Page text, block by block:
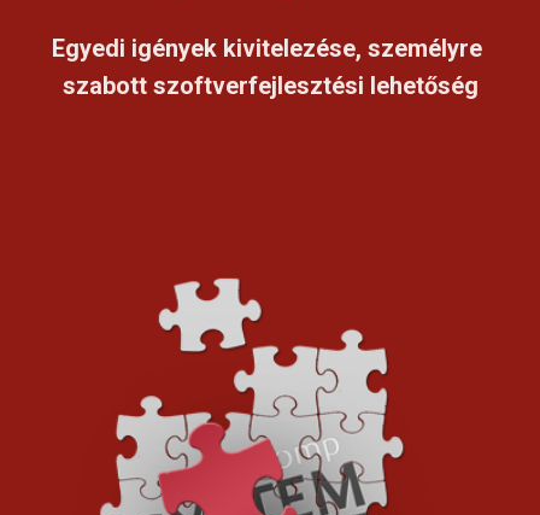
Egyedi igények kivitelezése, személyre
szabott szoftverfejlesztési lehetőség